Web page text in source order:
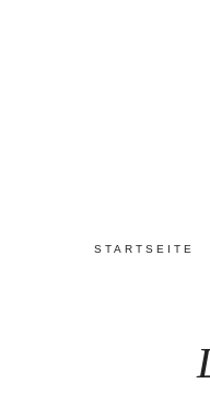
STARTSEITE